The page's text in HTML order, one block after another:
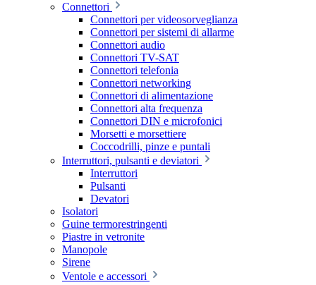
Connettori
Connettori per videosorveglianza
Connettori per sistemi di allarme
Connettori audio
Connettori TV-SAT
Connettori telefonia
Connettori networking
Connettori di alimentazione
Connettori alta frequenza
Connettori DIN e microfonici
Morsetti e morsettiere
Coccodrilli, pinze e puntali
Interruttori, pulsanti e deviatori
Interruttori
Pulsanti
Devatori
Isolatori
Guine termorestringenti
Piastre in vetronite
Manopole
Sirene
Ventole e accessori